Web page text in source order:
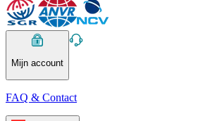
Mijn account
FAQ & Contact